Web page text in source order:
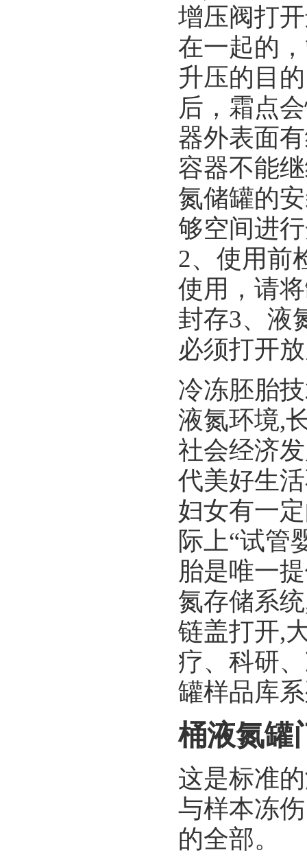
增压阀打
在一起的
升压的目
后，霜点
器外表面
容器不能
氮储罐的
够空间进
2、使用前
使用，请
封存3、液
必须打开
冷冻胚胎
液氮环境,
社会经济
代美好生
妇女有一
际上“试管
胎是唯一
氮存储系
链盖打开,
疗、科研
罐样品库
桶液氮罐
这是标准
与样本冻
的全部。